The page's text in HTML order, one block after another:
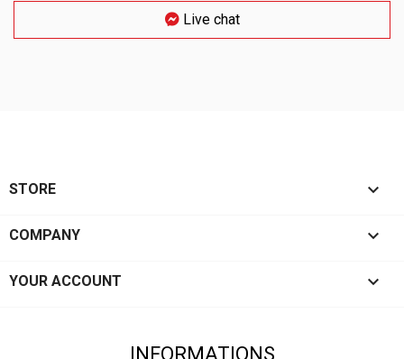
Live chat
STORE 
COMPANY 
YOUR ACCOUNT 
INFORMATIONS